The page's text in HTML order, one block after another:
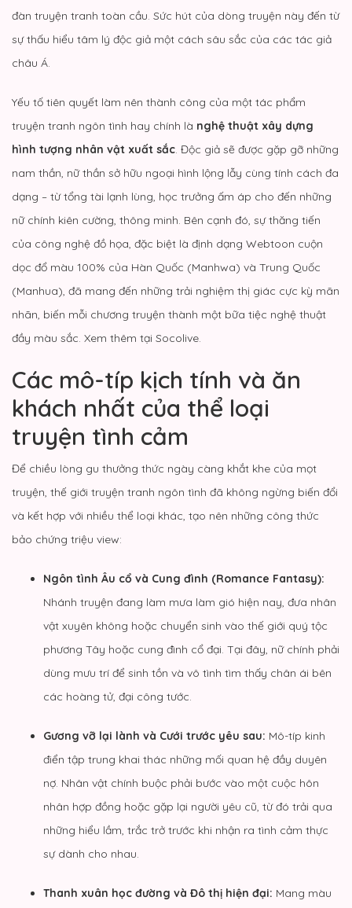
đàn truyện tranh toàn cầu. Sức hút của dòng truyện này đến từ
sự thấu hiểu tâm lý độc giả một cách sâu sắc của các tác giả
châu Á.
Yếu tố tiên quyết làm nên thành công của một tác phẩm
truyện tranh ngôn tình hay chính là nghệ thuật xây dựng
hình tượng nhân vật xuất sắc. Độc giả sẽ được gặp gỡ những
nam thần, nữ thần sở hữu ngoại hình lộng lẫy cùng tính cách đa
dạng – từ tổng tài lạnh lùng, học trưởng ấm áp cho đến những
nữ chính kiên cường, thông minh. Bên cạnh đó, sự thăng tiến
của công nghệ đồ họa, đặc biệt là định dạng Webtoon cuộn
dọc đổ màu 100% của Hàn Quốc (Manhwa) và Trung Quốc
(Manhua), đã mang đến những trải nghiệm thị giác cực kỳ mãn
nhãn, biến mỗi chương truyện thành một bữa tiệc nghệ thuật
đầy màu sắc. Xem thêm tại Socolive.
Các mô-típ kịch tính và ăn
khách nhất của thể loại
truyện tình cảm
Để chiều lòng gu thưởng thức ngày càng khắt khe của mọt
truyện, thế giới truyện tranh ngôn tình đã không ngừng biến đổi
và kết hợp với nhiều thể loại khác, tạo nên những công thức
bảo chứng triệu view:
Ngôn tình Âu cổ và Cung đình (Romance Fantasy):
Nhánh truyện đang làm mưa làm gió hiện nay, đưa nhân
vật xuyên không hoặc chuyển sinh vào thế giới quý tộc
phương Tây hoặc cung đình cổ đại. Tại đây, nữ chính phải
dùng mưu trí để sinh tồn và vô tình tìm thấy chân ái bên
các hoàng tử, đại công tước.
Gương vỡ lại lành và Cưới trước yêu sau: Mô-típ kinh
điển tập trung khai thác những mối quan hệ đầy duyên
nợ. Nhân vật chính buộc phải bước vào một cuộc hôn
nhân hợp đồng hoặc gặp lại người yêu cũ, từ đó trải qua
những hiểu lầm, trắc trở trước khi nhận ra tình cảm thực
sự dành cho nhau.
Thanh xuân học đường và Đô thị hiện đại: Mang màu